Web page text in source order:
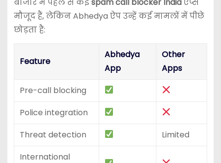
मौजूद हैं, लेकिन Abhedya ऐप उन्हें कई मामलों में पीछे
छोड़ता है:
Feature
Abhedya
App
Other
Apps
Pre-call blocking
Police integration
Threat detection
Limited
International